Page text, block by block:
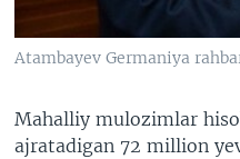
Atambayev Germaniya
Mahalliy mulozimlar
ajratadigan 72 million